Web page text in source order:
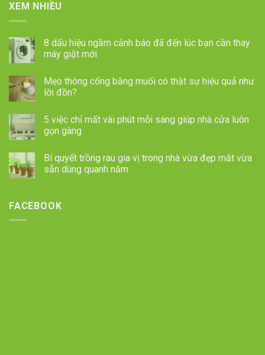
XEM NHIỀU
8 dấu hiệu ngầm cảnh báo đã đến lúc bạn cần thay
máy giặt mới
Mẹo thông cống bằng muối có thật sự hiệu quả như
lời đồn?
5 việc chỉ mất vài phút mỗi sáng giúp nhà cửa luôn
gọn gàng
Bí quyết trồng rau gia vị trong nhà vừa đẹp mắt vừa
sẵn dùng quanh năm
FACEBOOK